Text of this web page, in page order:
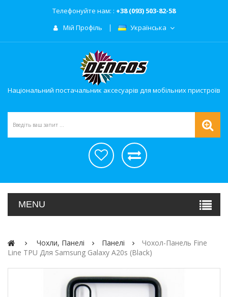
Телефонуйте нам: : +38 (093) 503-82-58
Мій Профіль
Українська
Національний постачальник аксесуарів для мобільних пристроїв
MENU
Чохли, Панелі Панелі
Чохол-Панель Fine
Line TPU Для Samsung Galaxy A20s (black)